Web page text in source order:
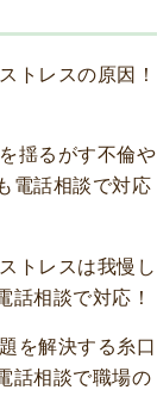
トレスの原因！
揺るがす不倫や
電話相談で対応
トレスは我慢し
相談で対応！
を解決する糸口
話相談で職場の